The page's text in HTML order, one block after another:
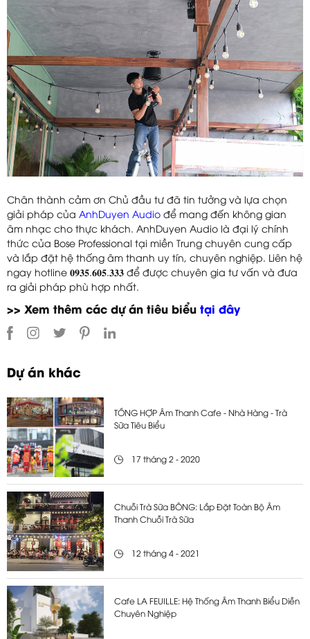
Chân thành cảm ơn Chủ đầu tư đã tin tưởng và lựa chọn
giải pháp của AnhDuyen Audio để mang đến không gian
âm nhạc cho thực khách. AnhDuyen Audio là đại lý chính
thức của Bose Professional tại miền Trung chuyên cung cấp
và lắp đặt hệ thống âm thanh uy tín, chuyên nghiệp. Liên hệ
ngay hotline 𝟎𝟗𝟑𝟓.𝟔𝟎𝟓.𝟑𝟑𝟑 để được chuyên gia tư vấn và đưa
ra giải pháp phù hợp nhất.
>> Xem thêm các dự án tiêu biểu tại đây
Dự án khác
TỔNG HỢP Âm Thanh Cafe - Nhà Hàng - Trà
Sữa Tiêu Biểu
17 tháng 2 - 2020
Chuỗi Trà Sữa BÔNG: Lắp Đặt Toàn Bộ Âm
Thanh Chuỗi Trà Sữa
12 tháng 4 - 2021
Cafe LA FEUILLE: Hệ Thống Âm Thanh Biểu Diễn
Chuyên Nghiệp